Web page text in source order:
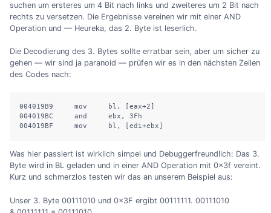
suchen um ersteres um 4 Bit nach links und zweiteres um 2 Bit nach
rechts zu versetzen. Die Ergebnisse vereinen wir mit einer AND
Operation und — Heureka, das 2. Byte ist leserlich.
Die Decodierung des 3. Bytes sollte erratbar sein, aber um sicher zu
gehen — wir sind ja paranoid — prüfen wir es in den nächsten Zeilen
des Codes nach:
004019B9     mov     bl, [eax+2]
004019BC     and     ebx, 3Fh
004019BF     mov     bl, [edi+ebx]
Was hier passiert ist wirklich simpel und Debuggerfreundlich: Das 3.
Byte wird in BL geladen und in einer AND Operation mit 0x3f vereint.
Kurz und schmerzlos testen wir das an unserem Beispiel aus:
Unser 3. Byte 00111010 und 0x3F ergibt 00111111. 00111010